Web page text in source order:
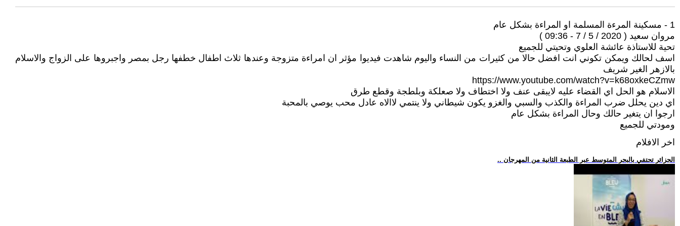
1 - مسكينة المرءة المسلمة او المراءة بشكل عام
مروان سعيد ( 2020 / 5 / 7 - 09:36 )
تحية للاستاذة عائشة العلوي وتحيتي للجميع
اسف لحالك ويمكن تكوني انت افضل حالا من كثيرات من النساء واليوم شاهدت فيديوا مؤثر ان امراءة متزوجة وعندها ثلاث اطفال خطفها رجل بمصر واجبروها على الزواج والاسلام
بالازهر الغير شريف
https://www.youtube.com/watch?v=k68oxkeCZmw
الاسلام هو الحل اي القضاء عليه لايبقى عنف ولا اختطاف ولا صعلكة وبلطجة وقطع طرق
اي دين يحلل ضرب المراءة والكذب والسبي والغزو يكون شيطاني ولا ينتمي لاالاه عادل محب يوصي بالمحبة
ارجوا ان يتغير حالك وحال المراءة بشكل عام
ومودتي للجميع
اخر الافلام
.. الجزائر تحتفي بالبحر المتوسط عبر الطبعة الثانية من المهرجان